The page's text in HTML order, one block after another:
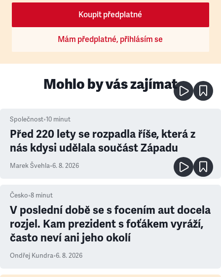
Koupit předplatné
Mám předplatné, přihlásím se
Mohlo by vás zajímat
Společnost•10 minut
Před 220 lety se rozpadla říše, která z
nás kdysi udělala součást Západu
Marek Švehla•6. 8. 2026
Česko•8 minut
V poslední době se s focením aut docela
rozjel. Kam prezident s foťákem vyráží,
často neví ani jeho okolí
Ondřej Kundra•6. 8. 2026